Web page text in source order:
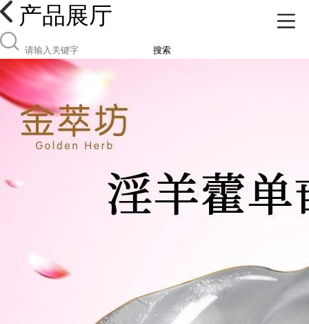
产品展厅
搜索